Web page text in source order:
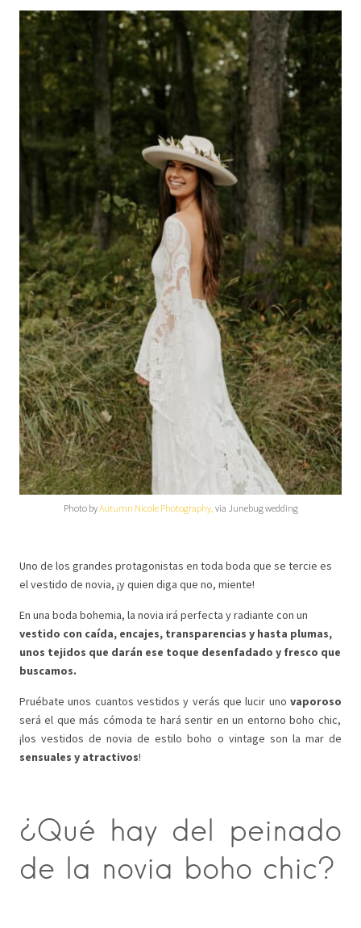
Photo byAutumn Nicole Photography, via Junebug wedding
Uno de los grandes protagonistas en toda boda que se tercie es
el vestido de novia, ¡y quien diga que no, miente!
En una boda bohemia, la novia irá perfecta y radiante con un
vestido con caída, encajes, transparencias y hasta plumas,
unos tejidos que darán ese toque desenfadado y fresco que
buscamos.
Pruébate unos cuantos vestidos y verás que lucir uno vaporoso
será el que más cómoda te hará sentir en un entorno boho chic,
¡los vestidos de novia de estilo boho o vintage son la mar de
sensuales y atractivos!
¿Qué hay del peinado
de la novia boho chic?